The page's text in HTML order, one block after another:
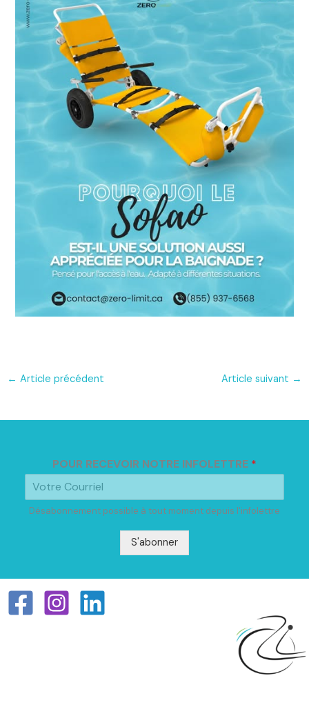
← Article précédent Article suivant →
POUR RECEVOIR NOTRE INFOLETTRE *
Désabonnement possible à tout moment depuis l'infolettre
S'abonner